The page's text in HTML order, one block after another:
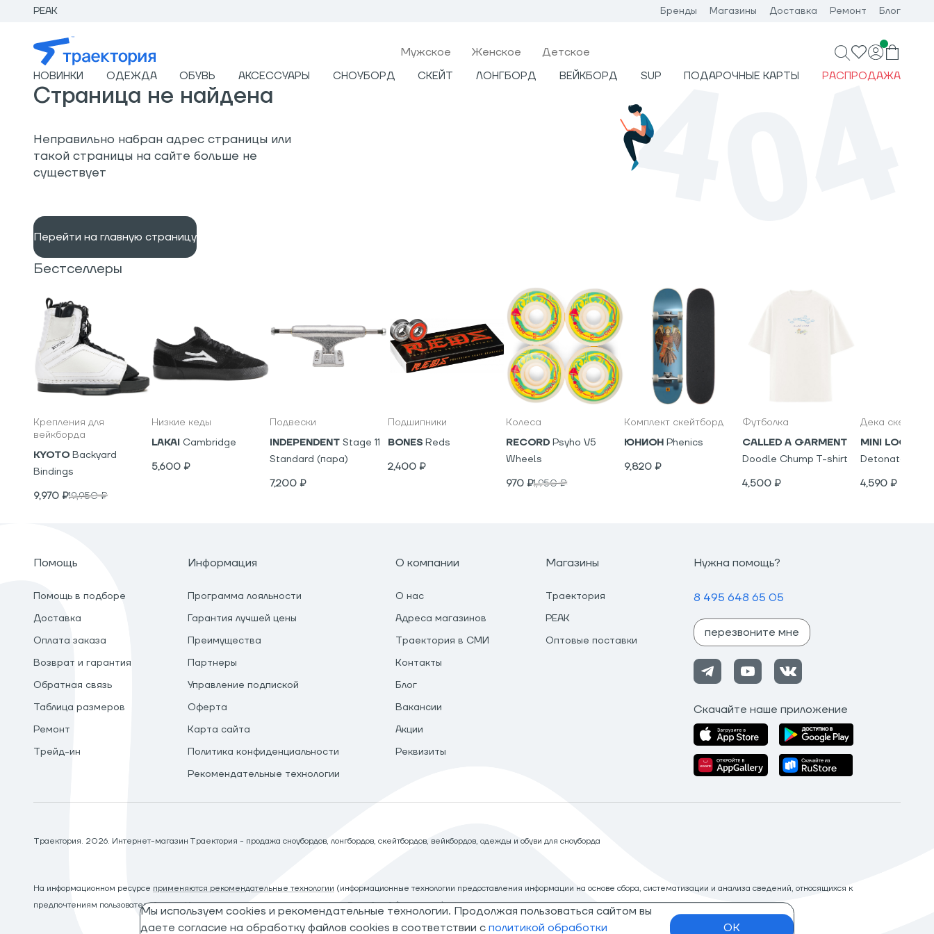
PEAK Бренды Магазины Доставка Ремонт Блог
Мужcкое Женское Детское
НОВИНКИ ОДЕЖДА ОБУВЬ АКСЕССУАРЫ СНОУБОРД СКЕЙТ ЛОНГБОРД ВЕЙКБОРД SUP ПОДАРОЧНЫЕ КАРТЫ РАСПРОДАЖА
Страница не найдена
Неправильно набран адрес страницы или
такой страницы на сайте больше не
существует
Перейти на главную страницу
Бестселлеры
Крепления для
вейкборда
KYOTO Backyard
Bindings
9,970 ₽19,950₽
Низкие кеды
LAKAI Cambridge
5,600 ₽
Подвески
INDEPENDENT Stage 11
Standard (пара)
7,200 ₽
Подшипники
BONES Reds
2,400 ₽
Колеса
RECORD Psyho V5
Wheels
970 ₽1,950₽
Комплект скейтборд
ЮНИОН Phenics
9,820 ₽
Футболка
CALLED A GARMENT
Doodle Chump T-shirt
4,500 ₽
Дека
MINI LOGO
Detonator
4,590 ₽
Мы используем cookies и рекомендательные технологии. Продолжая пользоваться сайтом вы
даете согласие на обработку файлов cookies в соответствии с политикой обработки OK
Помощь
Помощь в подборе
Доставка
Оплата заказа
Возврат и гарантия
Обратная связь
Таблица размеров
Ремонт
Трейд-ин
Информация
Программа лояльности
Гарантия лучшей цены
Преимущества
Партнеры
Управление подпиской
Оферта
Карта сайта
Политика конфиденциальности
Рекомендательные технологии
О компании
О нас
Адреса магазинов
Траектория в СМИ
Контакты
Блог
Вакансии
Акции
Реквизиты
Магазины
Траектория
PEAK
Оптовые поставки
Нужна помощь?
8 495 648 65 05
перезвоните мне
Скачайте наше приложение
Траектория. 2026. Интернет-магазин Траектория - продажа сноубордов, лонгбордов, скейтбордов, вейкбордов, одежды и обуви для сноуборда
На информационном ресурсе применяются рекомендательные технологии (информационные технологии предоставления информации на основе сбора, систематизации и анализа сведений, относящихся к
предпочтениям пользователей сети «Интернет», находящихся на территории Российской Федерации)